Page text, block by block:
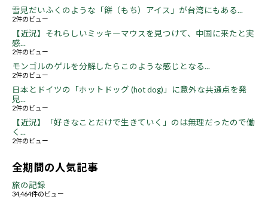
雪見だいふくのような「餅（もち）アイス」が台湾にもある...
2件のビュー
【近況】それらしいミッキーマウスを見つけて、中国に来たと実
感...
2件のビュー
モンゴルのゲルを分解したらこのような感じとなる...
2件のビュー
日本とドイツの「ホットドッグ (hot dog)」に意外な共通点を発
見...
2件のビュー
【近況】「好きなことだけで生きていく」のは無理だったので働
く...
2件のビュー
全期間の人気記事
旅の記録
34,464件のビュー